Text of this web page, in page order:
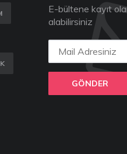
E-bültene kayıt
alabilirsiniz
GÖNDER